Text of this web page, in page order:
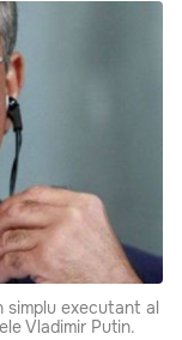
simplu executant al
Vladimir Putin.